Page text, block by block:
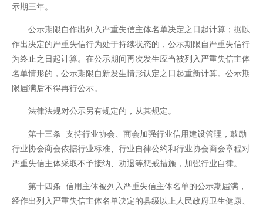
示期三年。
公示期限自作出列入严重失信主体名单决定之日起计算；据以
作出决定的严重失信行为处于持续状态的，公示期限自严重失信行
为终止之日起计算。在公示期间再次发生应当被列入严重失信主体
名单情形的，公示期限自新发生情形认定之日起重新计算。公示期
限届满后不得再行公示。
法律法规对公示另有规定的，从其规定。
第十三条 支持行业协会、商会加强行业信用建设管理，鼓励
行业协会商会依据行业标准、行业自律公约和行业协会商会章程对
严重失信主体采取不予接纳、劝退等惩戒措施，加强行业自律。
第十四条 信用主体被列入严重失信主体名单的公示期届满，
经作出列入严重失信主体名单决定的县级以上人民政府卫生健康、